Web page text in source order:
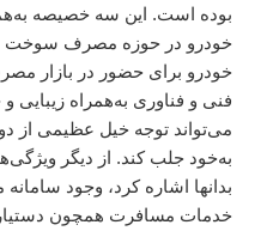
بوده است. این سه خصیصه
خودرو در حوزه مصرف سوخت
خودرو برای حضور در بازار
فنی و فناوری به‌همراه
می‌تواند توجه خیل عظیمی از
به‌خود جلب کند. از دیگر
بدانها اشاره کرد، وجود
خدمات مسافرت همچون